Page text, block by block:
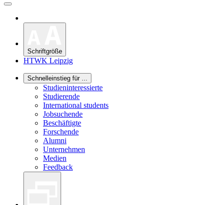
Schriftgröße
HTWK Leipzig
Schnelleinstieg für ...
Studieninteressierte
Studierende
International students
Jobsuchende
Beschäftigte
Forschende
Alumni
Unternehmen
Medien
Feedback